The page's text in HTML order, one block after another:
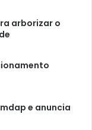
arborizar o
e anuncia